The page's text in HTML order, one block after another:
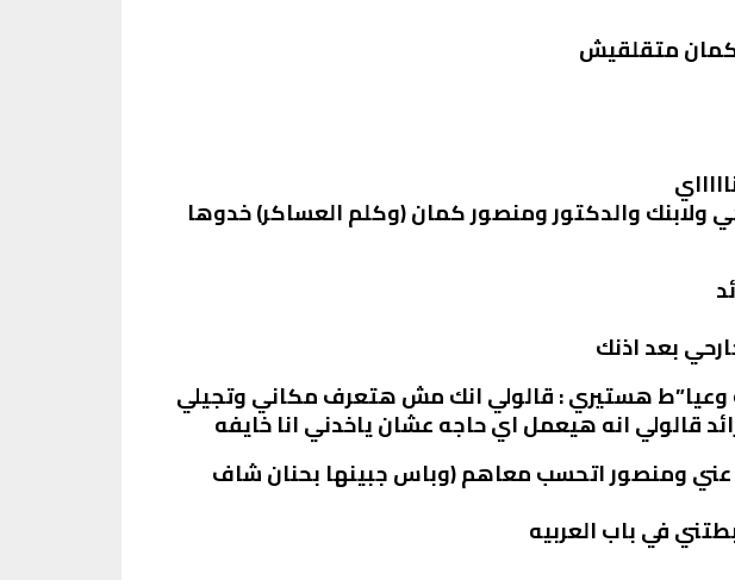
كمان متقلقيش
والدكتور ومنصور كمان (وكلم العساكر) خدوها
بعد اذنك
هستيري : قالولي انك مش هتعرف مكاني وتجيلي
قالولي انه هيعمل اي حاجه عشان ياخدني انا خايفه
ومنصور اتحسب معاهم (وباس جبينها بحنان شاف
في باب العربيه